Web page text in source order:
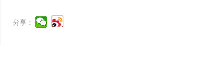
分享：